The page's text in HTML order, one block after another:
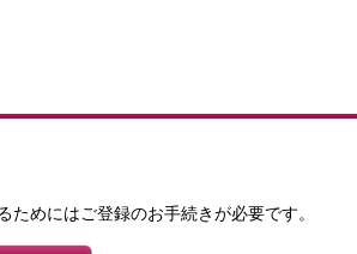
ためにはご登録のお手続きが必要です。